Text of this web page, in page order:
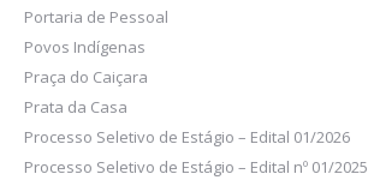
Portaria de Pessoal
Povos Indígenas
Praça do Caiçara
Prata da Casa
Processo Seletivo de Estágio – Edital 01/2026
Processo Seletivo de Estágio – Edital nº 01/2025